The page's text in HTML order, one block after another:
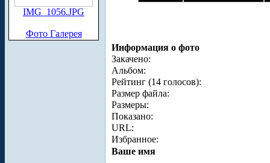
IMG_1056.JPG
Фото Галерея
Информация о фото
Закачено:
Альбом:
Рейтинг (14 голосов):
Размер файла:
Размеры:
Показано:
URL:
Избранное:
Ваше имя